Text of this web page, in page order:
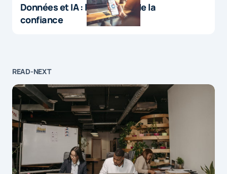
Données et IA : le paradoxe de la
confiance
READ-NEXT